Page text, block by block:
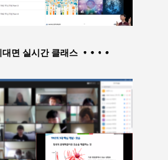
대면 실시간 클래스